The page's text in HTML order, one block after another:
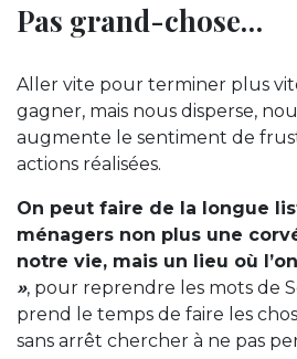
Pas grand-chose…
Aller vite pour terminer plus
gagner, mais nous disperse,
augmente le sentiment de
actions réalisées.
On peut faire de la longue
ménagers non plus une
notre vie, mais un lieu où l’on
», pour reprendre les mots de
prend le temps de faire les
sans arrêt chercher à ne pas